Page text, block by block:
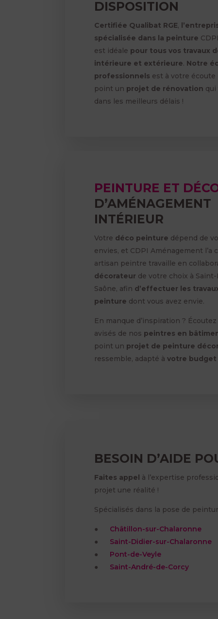
DISPOSITION
Certifiée Qualibat RGE,
spécialisée dans la peinture
est idéale pour tous vos travaux
intérieure et extérieure. Notre
professionnels est à votre
point un projet de rénovation qui
dans les meilleurs délais !
PEINTURE ET
D’AMÉNAGEMENT
INTÉRIEUR
Votre déco peinture dépend de
envies, et CDPI Aménagement l’a
artisan peintre travaille en
décorateur de votre choix à
Saône, afin d’effectuer les
peinture dont vous avez envie.
En manque d’inspiration ?
avisés de nos peintres en
point un projet de peinture
ressemble, adapté à votre budget
BESOIN D’AIDE
Faites appel à l’expertise
projet une réalité !
Spécialisés dans la pose de
● Châtillon-sur-Chalaronne
● Saint-Didier-sur-Chalaronne
● Pont-de-Veyle
● Saint-André-de-Corcy